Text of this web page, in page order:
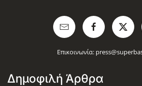
Επικοινωνία:
Δημοφιλή Άρθρα